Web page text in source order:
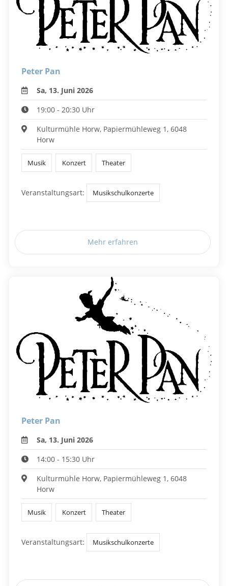
Peter Pan
Sa, 13. Juni 2026
19:00 - 20:30 Uhr
Kulturmühle Horw, Papiermühleweg 1, 6048
Horw
Musik Konzert Theater
Veranstaltungsart: Musikschulkonzerte
Mehr erfahren
Peter Pan
Sa, 13. Juni 2026
14:00 - 15:30 Uhr
Kulturmühle Horw, Papiermühleweg 1, 6048
Horw
Musik Konzert Theater
Veranstaltungsart: Musikschulkonzerte